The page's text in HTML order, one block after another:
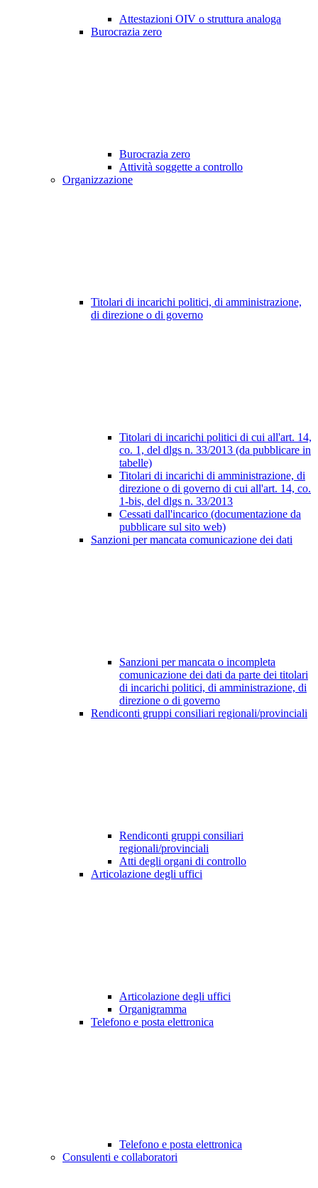
Attestazioni OIV o struttura analoga
Burocrazia zero
Burocrazia zero
Attività soggette a controllo
Organizzazione
Titolari di incarichi politici, di amministrazione,
di direzione o di governo
Titolari di incarichi politici di cui all'art. 14,
co. 1, del dlgs n. 33/2013 (da pubblicare in
tabelle)
Titolari di incarichi di amministrazione, di
direzione o di governo di cui all'art. 14, co.
1-bis, del dlgs n. 33/2013
Cessati dall'incarico (documentazione da
pubblicare sul sito web)
Sanzioni per mancata comunicazione dei dati
Sanzioni per mancata o incompleta
comunicazione dei dati da parte dei titolari
di incarichi politici, di amministrazione, di
direzione o di governo
Rendiconti gruppi consiliari regionali/provinciali
Rendiconti gruppi consiliari
regionali/provinciali
Atti degli organi di controllo
Articolazione degli uffici
Articolazione degli uffici
Organigramma
Telefono e posta elettronica
Telefono e posta elettronica
Consulenti e collaboratori